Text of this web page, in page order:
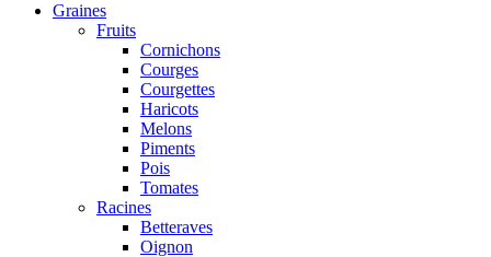
Graines
Fruits
Cornichons
Courges
Courgettes
Haricots
Melons
Piments
Pois
Tomates
Racines
Betteraves
Oignon